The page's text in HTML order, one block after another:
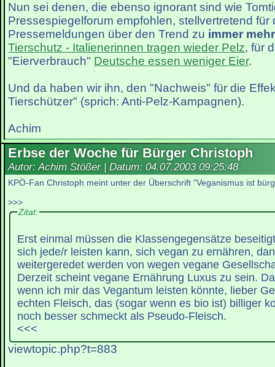
Nun sei denen, die ebenso ignorant sind wie
Pressespiegelforum empfohlen, stellvertretend für
Pressemeldungen über den Trend zu immer
Tierschutz - Italienerinnen tragen wieder Pelz, für
"Eierverbrauch" Deutsche essen weniger Eier.
Und da haben wir ihn, den "Nachweis" für die
Tierschützer" (sprich: Anti-Pelz-Kampagnen).
Achim
Erbse der Woche für Bürger Christoph
Autor: Achim Stößer | Datum: 04.07.2003 09:25:48
KPÖ-Fan Christoph meint unter der Überschrift "Veganismus ist
>>>
Zitat:
Erst einmal müssen die Klassengegensätze
sich jede/r leisten kann, sich vegan zu ernähren,
weitergeredet werden von wegen vegane
Derzeit scheint vegane Ernährung Luxus zu sein.
wenn ich mir das Vegantum leisten könnte, lieber
echten Fleisch, das (sogar wenn es bio ist) billiger
noch besser schmeckt als Pseudo-Fleisch.
<<<
viewtopic.php?t=883